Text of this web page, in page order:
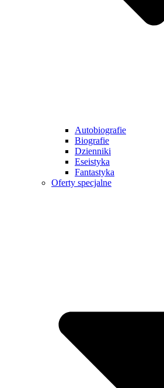
Autobiografie
Biografie
Dzienniki
Eseistyka
Fantastyka
Oferty specjalne